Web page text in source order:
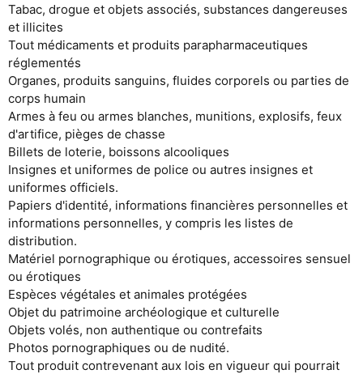
Tabac, drogue et objets associés, substances dangereuses
et illicites
Tout médicaments et produits parapharmaceutiques
réglementés
Organes, produits sanguins, fluides corporels ou parties de
corps humain
Armes à feu ou armes blanches, munitions, explosifs, feux
d'artifice, pièges de chasse
Billets de loterie, boissons alcooliques
Insignes et uniformes de police ou autres insignes et
uniformes officiels.
Papiers d'identité, informations financières personnelles et
informations personnelles, y compris les listes de
distribution.
Matériel pornographique ou érotiques, accessoires sensuel
ou érotiques
Espèces végétales et animales protégées
Objet du patrimoine archéologique et culturelle
Objets volés, non authentique ou contrefaits
Photos pornographiques ou de nudité.
Tout produit contrevenant aux lois en vigueur qui pourrait